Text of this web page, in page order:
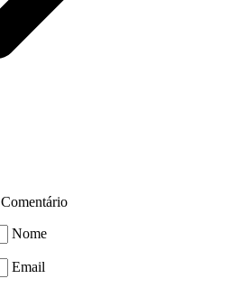
Comentário
Nome
Email